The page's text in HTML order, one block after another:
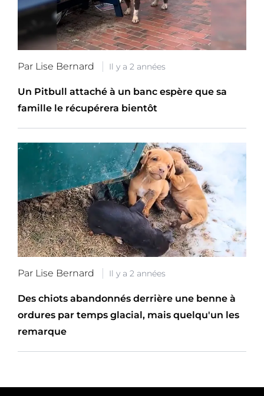
Par Lise Bernard Il y a 2 années
Un Pitbull attaché à un banc espère que sa
famille le récupérera bientôt
Par Lise Bernard Il y a 2 années
Des chiots abandonnés derrière une benne à
ordures par temps glacial, mais quelqu'un les
remarque